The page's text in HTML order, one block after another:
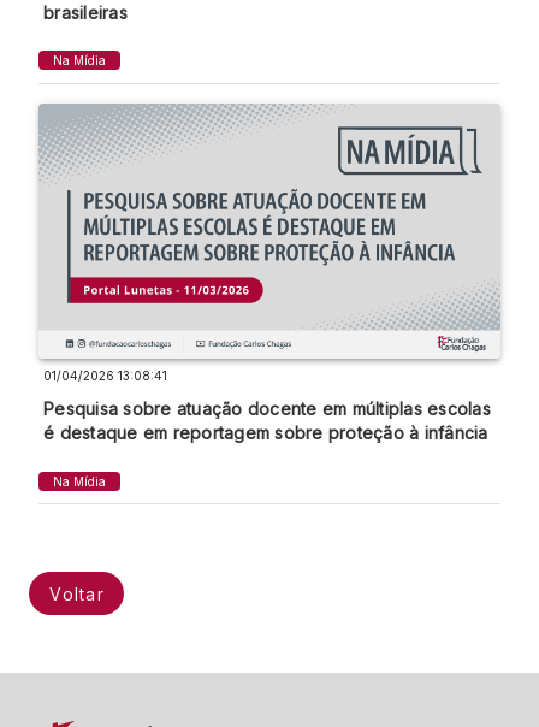
brasileiras
Na Mídia
01/04/2026 13:08:41
Pesquisa sobre atuação docente em múltiplas escolas
é destaque em reportagem sobre proteção à infância
Na Mídia
Voltar